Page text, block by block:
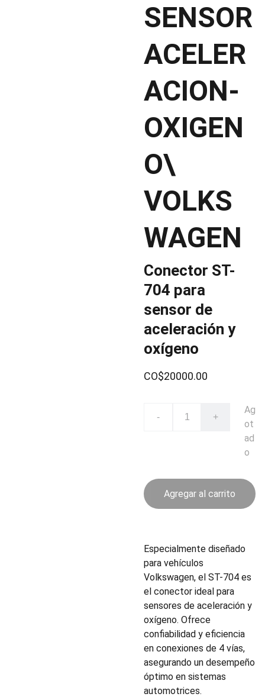
SENSOR
ACELER
ACION-
OXIGEN
O\
VOLKS
WAGEN
Conector ST-
704 para
sensor de
aceleración y
oxígeno
CO$20000.00
- +
Ag
ot
ad
o
Agregar al carrito
Especialmente diseñado
para vehículos
Volkswagen, el ST-704 es
el conector ideal para
sensores de aceleración y
oxígeno. Ofrece
confiabilidad y eficiencia
en conexiones de 4 vías,
asegurando un desempeño
óptimo en sistemas
automotrices.